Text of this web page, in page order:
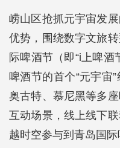
崂山区抢抓元宇宙发
优势，围绕数字文旅
际啤酒节（即“i上啤
啤酒节的首个“元宇宙
奥古特、慕尼黑等多
互动场景，线上线下
越时空参与到青岛国际